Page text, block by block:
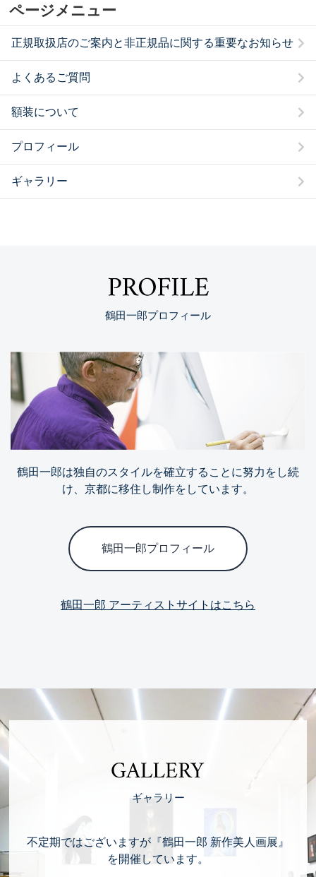
ページメニュー
正規取扱店のご案内と非正規品に関する重要なお知らせ
よくあるご質問
額装について
プロフィール
ギャラリー
PROFILE
鶴田一郎プロフィール
鶴田一郎は独自のスタイルを確立することに努力をし続
け、京都に移住し制作をしています。
鶴田一郎プロフィール
鶴田一郎 アーティストサイトはこちら
ギャラリー
不定期ではございますが『鶴田一郎 新作美人画展』
を開催しています。